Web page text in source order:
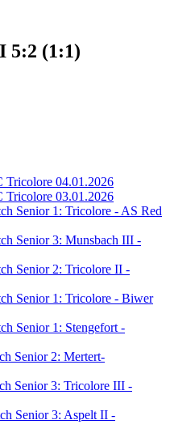
5:2 (1:1)
Tricolore 04.01.2026
Tricolore 03.01.2026
Senior 1: Tricolore - AS Red
Senior 3: Munsbach III -
Senior 2: Tricolore II -
Senior 1: Tricolore - Biwer
Senior 1: Stengefort -
Senior 2: Mertert-
Senior 3: Tricolore III -
Senior 3: Aspelt II -